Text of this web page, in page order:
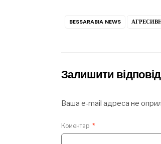
BESSARABIA NEWS
Залишити
Ваша e-mail адреса не
Коментар *